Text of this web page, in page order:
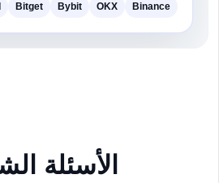
Binance
OKX
Bybit
Bitget
الأسئلة